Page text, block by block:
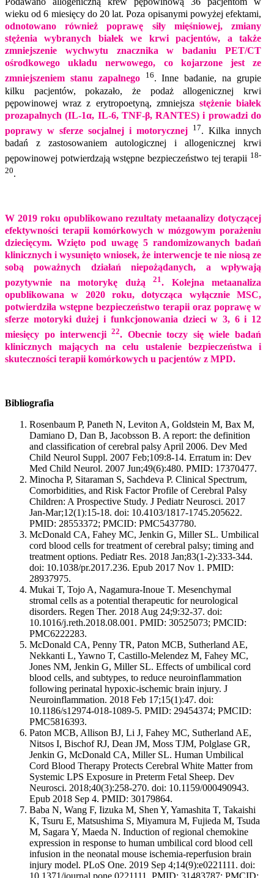
wieku od 6 miesięcy do 20 lat. Poza opisanymi powyżej efektami,
odnotowano również poprawę siły mięśniowej, zmiany
stężenia wybranych białek we krwi pacjentów, a także
zmniejszenie wychwytu znacznika w badaniu PET/CT
ośrodkowego układu nerwowego, co kojarzone jest ze
zmniejszeniem stanu zapalnego
16. Inne badanie, na grupie
kilku pacjentów, pokazało, że podaż allogenicznej krwi
pępowinowej wraz z erytropoetyną, zmniejsza stężenie białek
prozapalnych (IL-1α, IL-6, TNF-β, RANTES) i prowadzi do
poprawy w sferze socjalnej i motorycznej 17. Kilka innych
badań z zastosowaniem autologicznej i allogenicznej krwi
pępowinowej potwierdzają wstępne bezpieczeństwo tej terapii 18-
20.
W 2019 roku opublikowano rezultaty metaanalizy dotyczącej
efektywności terapii komórkowych w mózgowym porażeniu
dziecięcym. Wzięto pod uwagę 5 randomizowanych badań
klinicznych i wysunięto wniosek, że interwencje te nie niosą ze
sobą poważnych działań niepożądanych, a wpływają
pozytywnie na motorykę dużą21. Kolejna metaanaliza
opublikowana w 2020 roku, dotycząca wyłącznie MSC,
potwierdziła wstępne bezpieczeństwo terapii oraz poprawę w
sferze motoryki dużej i funkcjonowania dzieci w 3, 6 i 12
miesięcy po interwencji 22. Obecnie toczy się wiele badań
klinicznych mających na celu ustalenie bezpieczeństwa i
skuteczności terapii komórkowych u pacjentów z MPD.
Bibliografia
Rosenbaum P, Paneth N, Leviton A, Goldstein M, Bax M,
Damiano D, Dan B, Jacobsson B. A report: the definition
and classification of cerebral palsy April 2006. Dev Med
Child Neurol Suppl. 2007 Feb;109:8-14. Erratum in: Dev
Med Child Neurol. 2007 Jun;49(6):480. PMID: 17370477.
Minocha P, Sitaraman S, Sachdeva P. Clinical Spectrum,
Comorbidities, and Risk Factor Profile of Cerebral Palsy
Children: A Prospective Study. J Pediatr Neurosci. 2017
Jan-Mar;12(1):15-18. doi: 10.4103/1817-1745.205622.
PMID: 28553372; PMCID: PMC5437780.
McDonald CA, Fahey MC, Jenkin G, Miller SL. Umbilical
cord blood cells for treatment of cerebral palsy; timing and
treatment options. Pediatr Res. 2018 Jan;83(1-2):333-344.
doi: 10.1038/pr.2017.236. Epub 2017 Nov 1. PMID:
28937975.
Mukai T, Tojo A, Nagamura-Inoue T. Mesenchymal
stromal cells as a potential therapeutic for neurological
disorders. Regen Ther. 2018 Aug 24;9:32-37. doi:
10.1016/j.reth.2018.08.001. PMID: 30525073; PMCID:
PMC6222283.
McDonald CA, Penny TR, Paton MCB, Sutherland AE,
Nekkanti L, Yawno T, Castillo-Melendez M, Fahey MC,
Jones NM, Jenkin G, Miller SL. Effects of umbilical cord
blood cells, and subtypes, to reduce neuroinflammation
following perinatal hypoxic-ischemic brain injury. J
Neuroinflammation. 2018 Feb 17;15(1):47. doi:
10.1186/s12974-018-1089-5. PMID: 29454374; PMCID:
PMC5816393.
Paton MCB, Allison BJ, Li J, Fahey MC, Sutherland AE,
Nitsos I, Bischof RJ, Dean JM, Moss TJM, Polglase GR,
Jenkin G, McDonald CA, Miller SL. Human Umbilical
Cord Blood Therapy Protects Cerebral White Matter from
Systemic LPS Exposure in Preterm Fetal Sheep. Dev
Neurosci. 2018;40(3):258-270. doi: 10.1159/000490943.
Epub 2018 Sep 4. PMID: 30179864.
Baba N, Wang F, Iizuka M, Shen Y, Yamashita T, Takaishi
K, Tsuru E, Matsushima S, Miyamura M, Fujieda M, Tsuda
M, Sagara Y, Maeda N. Induction of regional chemokine
expression in response to human umbilical cord blood cell
infusion in the neonatal mouse ischemia-reperfusion brain
injury model. PLoS One. 2019 Sep 4;14(9):e0221111. doi: